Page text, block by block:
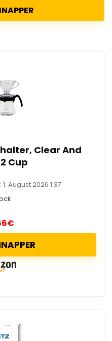
Clear And
Cup
August 2026 1:37
€